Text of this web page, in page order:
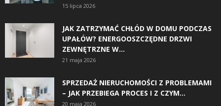
15 lipca 2026
JAK ZATRZYMAĆ CHŁÓD W DOMU PODCZAS
UPAŁÓW? ENERGOOSZCZĘDNE DRZWI
ZEWNĘTRZNE W...
21 maja 2026
SPRZEDAŻ NIERUCHOMOŚCI Z PROBLEMAMI
– JAK PRZEBIEGA PROCES I Z CZYM...
20 maja 2026